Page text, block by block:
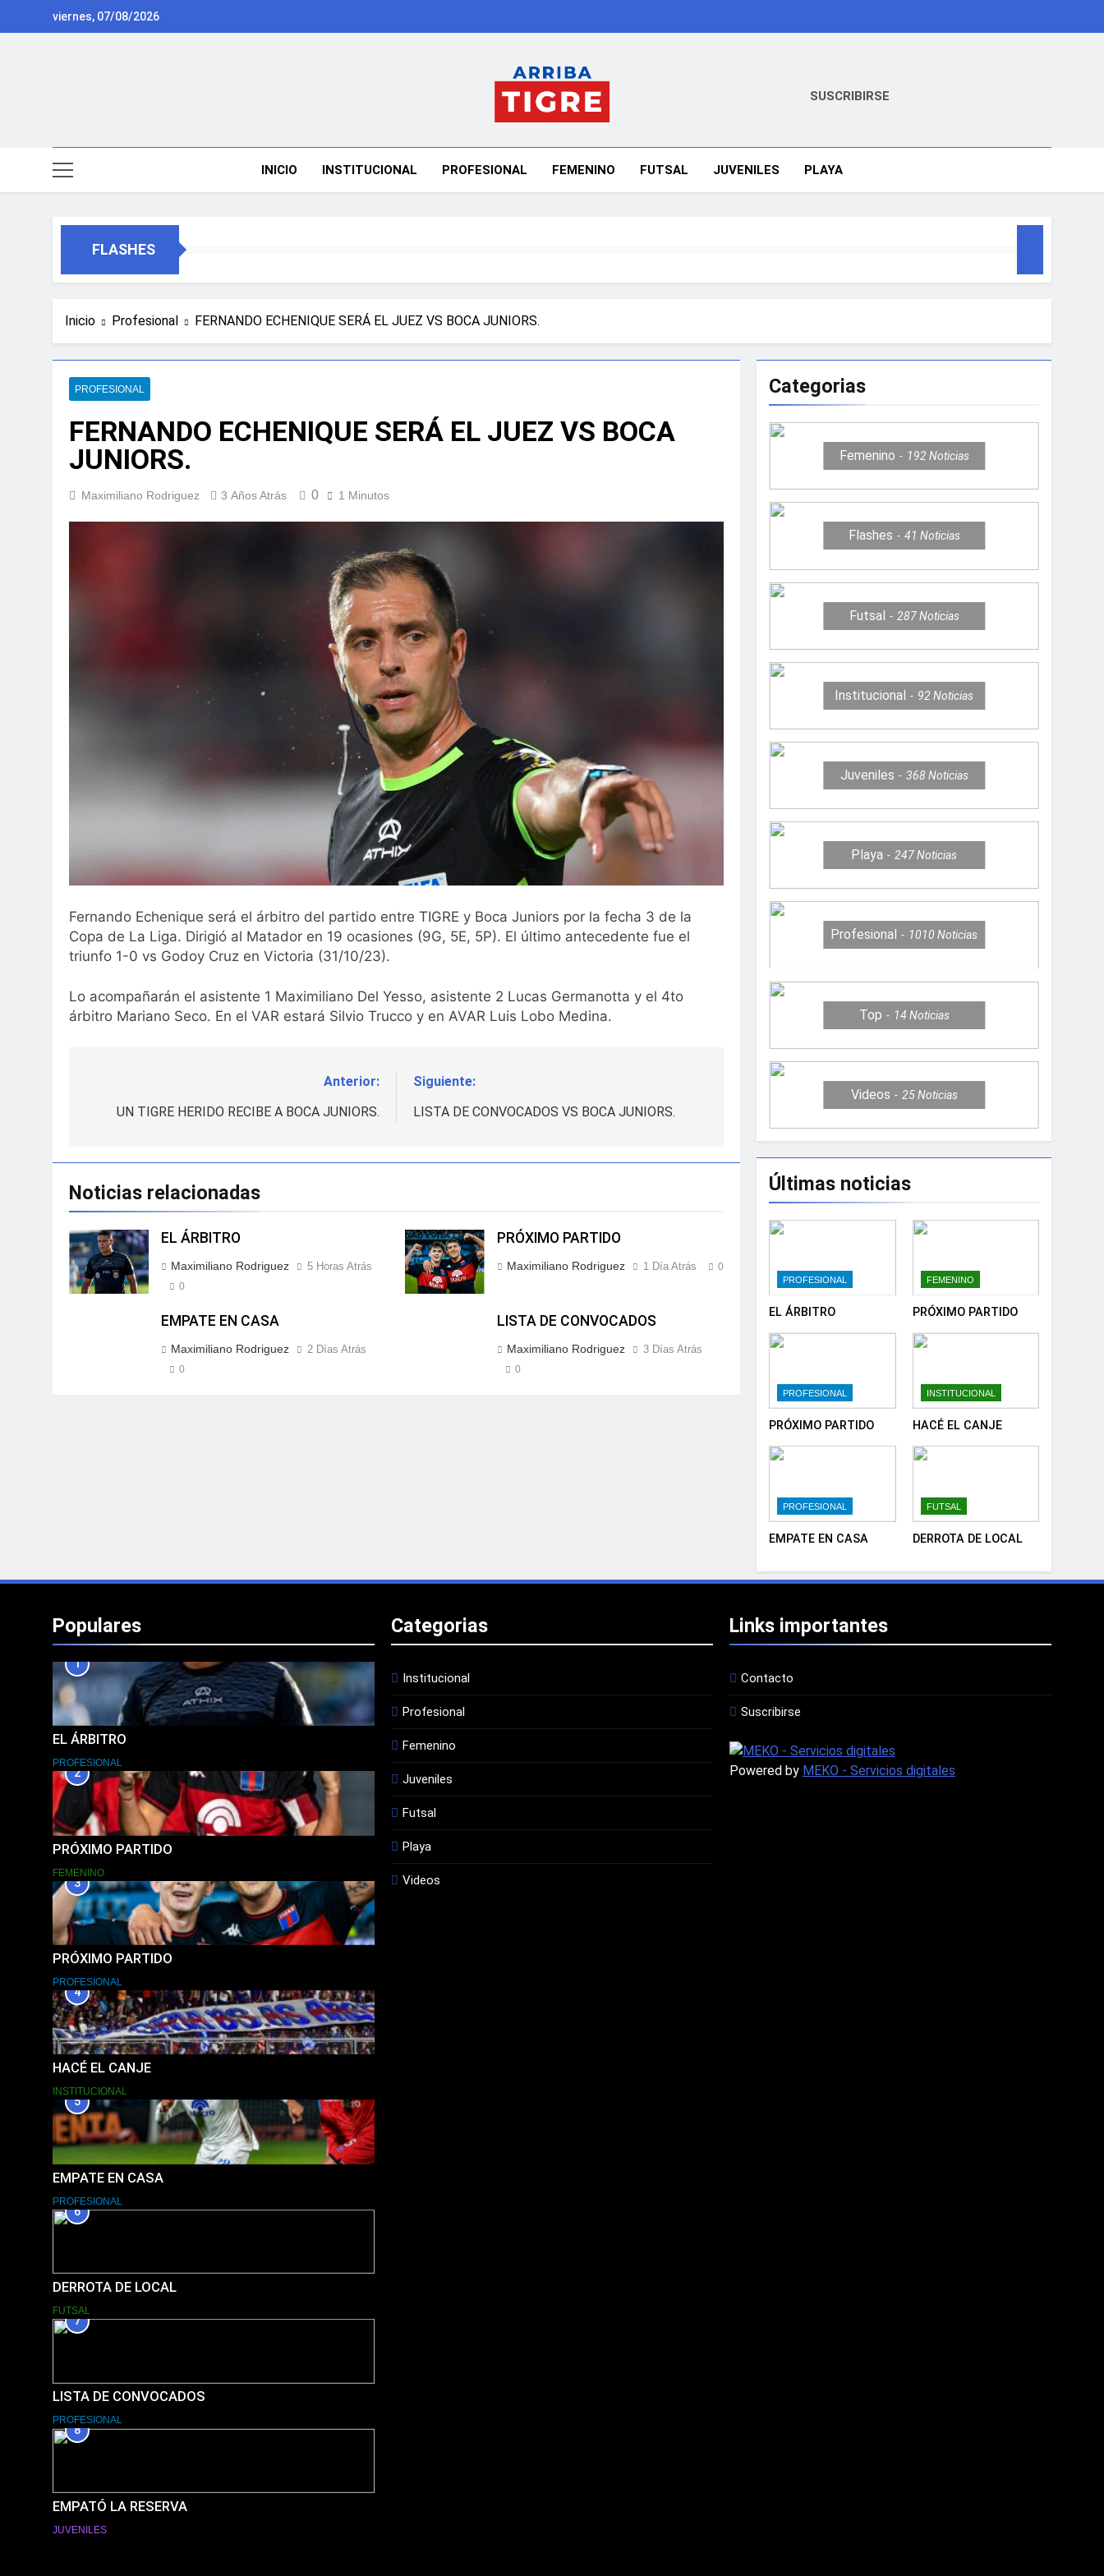
viernes, 07/08/2026
Arriba Tigre
SUSCRIBIRSE
INICIO INSTITUCIONAL PROFESIONAL FEMENINO FUTSAL JUVENILES PLAYA
FLASHES
Inicio Profesional FERNANDO ECHENIQUE SERÁ EL JUEZ VS BOCA JUNIORS.
PROFESIONAL
FERNANDO ECHENIQUE SERÁ EL JUEZ VS BOCA
JUNIORS.
Maximiliano Rodriguez 3 Años Atrás 0 1 Minutos
Fernando Echenique será el árbitro del partido entre TIGRE y Boca Juniors por la fecha 3 de la
Copa de La Liga. Dirigió al Matador en 19 ocasiones (9G, 5E, 5P). El último antecedente fue el
triunfo 1-0 vs Godoy Cruz en Victoria (31/10/23).
Lo acompañarán el asistente 1 Maximiliano Del Yesso, asistente 2 Lucas Germanotta y el 4to
árbitro Mariano Seco. En el VAR estará Silvio Trucco y en AVAR Luis Lobo Medina.
Anterior:
UN TIGRE HERIDO RECIBE A BOCA JUNIORS.
Siguiente:
LISTA DE CONVOCADOS VS BOCA JUNIORS.
Noticias relacionadas
EL ÁRBITRO
Maximiliano Rodriguez 5 Horas Atrás
0
PRÓXIMO PARTIDO
Maximiliano Rodriguez 1 Día Atrás 0
EMPATE EN CASA
Maximiliano Rodriguez 2 Días Atrás
0
LISTA DE CONVOCADOS
Maximiliano Rodriguez 3 Días Atrás
0
Categorias
Femenino 192 Noticias
Flashes 41 Noticias
Futsal 287Noticias
Institucional 92Noticias
Juveniles 368 Noticias
Playa 247Noticias
Profesional 1010Noticias
Top 14 Noticias
Videos 25Noticias
Últimas noticias
PROFESIONAL
EL ÁRBITRO
FEMENINO
PRÓXIMO PARTIDO
PROFESIONAL
PRÓXIMO PARTIDO
INSTITUCIONAL
HACÉ EL CANJE
PROFESIONAL
EMPATE EN CASA
FUTSAL
DERROTA DE LOCAL
Populares
1
EL ÁRBITRO
PROFESIONAL
2
PRÓXIMO PARTIDO
FEMENINO
3
PRÓXIMO PARTIDO
PROFESIONAL
4
HACÉ EL CANJE
INSTITUCIONAL
5
EMPATE EN CASA
PROFESIONAL
6
DERROTA DE LOCAL
FUTSAL
7
LISTA DE CONVOCADOS
PROFESIONAL
8
EMPATÓ LA RESERVA
JUVENILES
Categorias
Institucional
Profesional
Femenino
Juveniles
Futsal
Playa
Videos
Links importantes
Contacto
Suscribirse
Powered by MEKO - Servicios digitales